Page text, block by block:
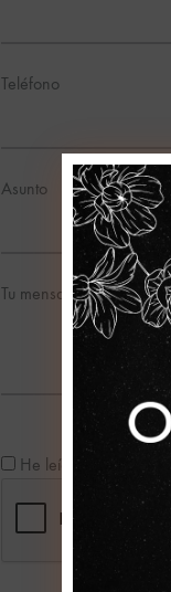
Teléfono
Asunto
Tu mensaje
He leído y acepto la